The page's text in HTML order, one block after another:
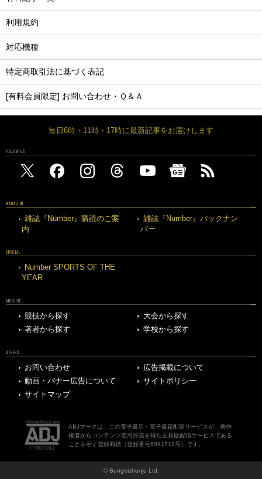
利用規約
対応機種
特定商取引法に基づく表記
[有料会員限定] お問い合わせ・Ｑ＆Ａ
毎日6時・11時・17時に最新記事をお届けします
FOLLOW US
MAGAZINE
雑誌『Number』購読のご案
内
雑誌『Number』バックナン
バー
SPECIAL
Number SPORTS OF THE
YEAR
ARCHIVE
競技から探す
大会から探す
著者から探す
学校から探す
OTHERS
お問い合わせ
広告掲載について
動画・バナー広告について
サイトポリシー
サイトマップ
ABJマークは、この電子書店・電子書籍配信サービスが、著作
権者からコンテンツ使用許諾を得た正規版配信サービスである
ことを示す登録商標（登録番号6091713号）です。
© Bungeishunju Ltd.